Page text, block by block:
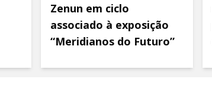
Zenun em ciclo
associado à exposição
“Meridianos do Futuro”